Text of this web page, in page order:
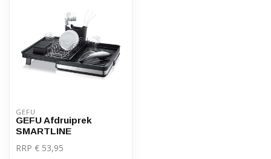
GEFU
GEFU Afdruiprek
SMARTLINE
RRP € 53,95